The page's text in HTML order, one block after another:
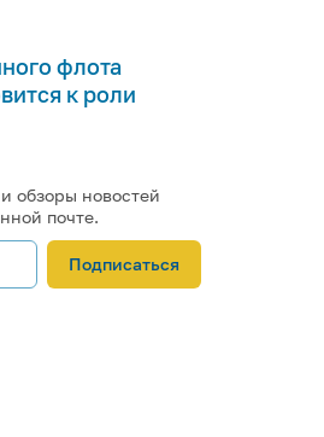
флота
к роли
обзоры новостей
почте.
Подписаться